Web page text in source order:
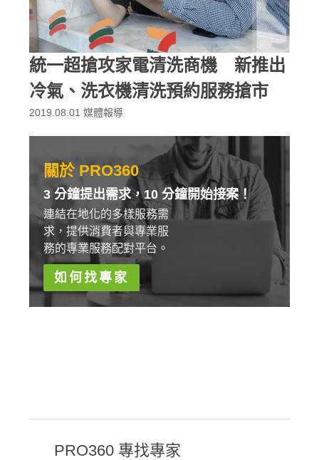
統一超搶攻家電清洗商機 新推出
冷氣、洗衣機清洗預約服務搶市
2019.08.01 媒體報導
關於 PRO360
3 分鐘提出需求，10 分鐘開始接案！
連結在地化的多樣服務需
求，提供消費者與專業服
務的專業服務配對平台。
如何找專家
PRO360 專找專家